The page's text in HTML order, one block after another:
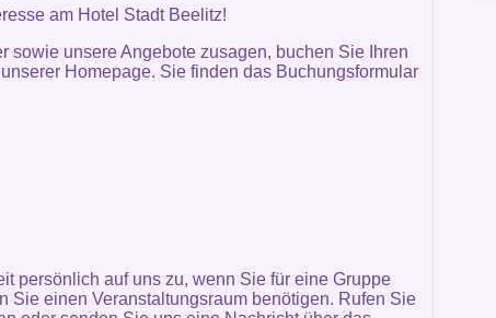
am Hotel Stadt Beelitz!
sowie unsere Angebote zusagen, buchen Sie Ihren
Homepage. Sie finden das Buchungsformular
persönlich auf uns zu, wenn Sie für eine Gruppe
Sie einen Veranstaltungsraum benötigen. Rufen Sie